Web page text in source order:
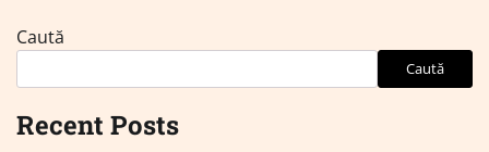
Caută
Caută
Recent Posts